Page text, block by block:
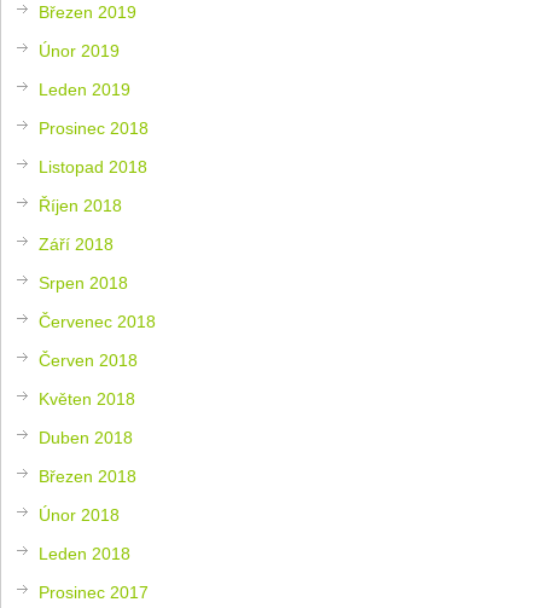
Březen 2019
Únor 2019
Leden 2019
Prosinec 2018
Listopad 2018
Říjen 2018
Září 2018
Srpen 2018
Červenec 2018
Červen 2018
Květen 2018
Duben 2018
Březen 2018
Únor 2018
Leden 2018
Prosinec 2017